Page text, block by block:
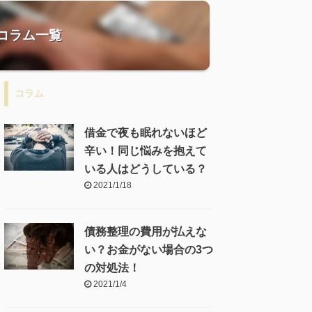
ラム一覧
コラム
借金で夜も眠れないほど
辛い！同じ悩みを抱えて
いる人はどうしている？
2021/1/18
債務整理の費用が払えな
い？お金がない場合の3つ
の対処法！
2021/1/4